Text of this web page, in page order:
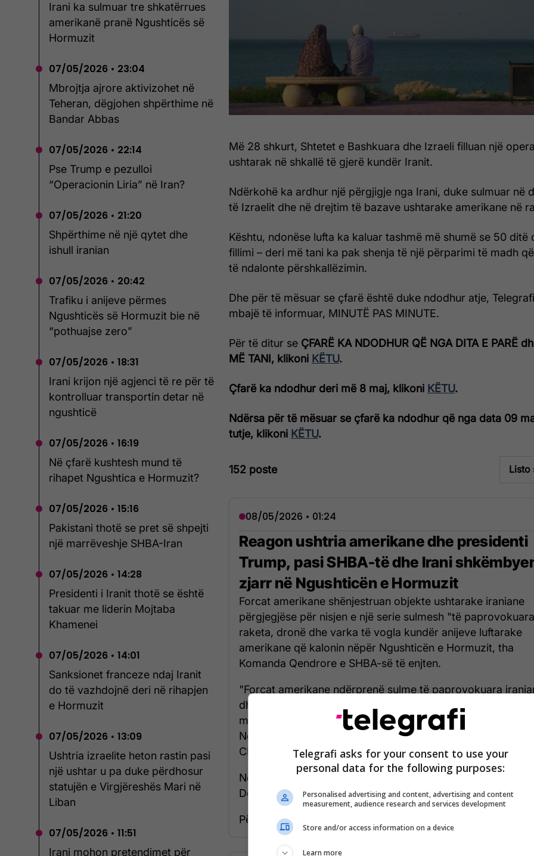
Irani ka sulmuar tre shkatërrues
amerikanë pranë Ngushticës së
Hormuzit
07/05/2026 • 23:04
Mbrojtja ajrore aktivizohet në
Teheran, dëgjohen shpërthime në
Bandar Abbas
07/05/2026 • 22:14
Pse Trump e pezulloi
“Operacionin Liria” në Iran?
07/05/2026 • 21:20
Shpërthime në një qytet dhe
ishull iranian
07/05/2026 • 20:42
Trafiku i anijeve përmes
Ngushticës së Hormuzit bie në
“pothuajse zero”
07/05/2026 • 18:31
Irani krijon një agjenci të re për të
kontrolluar transportin detar në
ngushticë
07/05/2026 • 16:19
Në çfarë kushtesh mund të
rihapet Ngushtica e Hormuzit?
07/05/2026 • 15:16
Pakistani thotë se pret së shpejti
një marrëveshje SHBA-Iran
07/05/2026 • 14:28
Presidenti i Iranit thotë se është
takuar me liderin Mojtaba
Khamenei
07/05/2026 • 14:01
Sanksionet franceze ndaj Iranit
do të vazhdojnë deri në rihapjen
e Hormuzit
07/05/2026 • 13:09
Ushtria izraelite heton rastin pasi
një ushtar u pa duke përdhosur
statujën e Virgjëreshës Mari në
Liban
07/05/2026 • 11:51
Irani mohon pretendimet për
Më 28 shkurt, Shtetet e Bashkuara dhe Izraeli filluan një
ushtarak në shkallë të gjerë kundër Iranit.
Ndërkohë ka ardhur një përgjigje nga Irani, duke sulmuar në
të Izraelit dhe në drejtim të bazave ushtarake amerikane në
Kështu, ndonëse lufta ka kaluar tashmë më shumë se 50 ditë
fillimi – deri më tani ka pak shenja të një përparimi të madh
të ndalonte përshkallëzimin.
Dhe për të mësuar se çfarë është duke ndodhur atje,
mbajë të informuar, MINUTË PAS MINUTE.
Për të ditur se ÇFARË KA NDODHUR QË NGA DITA E PARË
MË TANI, klikoni KËTU.
Çfarë ka ndodhur deri më 8 maj, klikoni KËTU.
Ndërsa për të mësuar se çfarë ka ndodhur që nga data 09
tutje, klikoni KËTU.
152 poste Listo
08/05/2026 • 01:24
Reagon ushtria amerikane dhe presidenti
Trump, pasi SHBA-të dhe Irani
zjarr në Ngushticën e Hormuzit
Forcat amerikane shënjestruan objekte ushtarake iraniane
përgjegjëse për nisjen e një serie sulmesh "të
raketa, dronë dhe varka të vogla kundër anijeve luftarake
amerikane që kalonin nëpër Ngushticën e Hormuzit, tha
Komanda Qendrore e SHBA-së të enjten.
"Forcat amerikane ndërprenë sulme të paprovokuara
dhe u përgjigjën me sulme vetëmbrojtëse ndërsa
me raketa të drejtuara të Marinës Amerikane kaluan nëpër
Ngushticën e Hormuzit në Gjirin e Omanit, më 7 maj", tha
CENTCOM në një njoftim për shtyp, përcjell Telegrafi.
Ndërkohë ka ardhur edhe një reagim nga presidenti
Donald Trump.
Për të lexuar lajmin e plotë, klikoni
Telegrafi asks for your consent to use your
personal data for the following purposes:
Personalised advertising and content, advertising and content
measurement, audience research and services development
Store and/or access information on a device
Learn more